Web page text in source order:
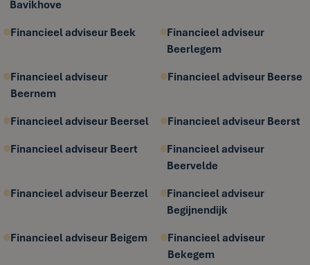
Bavikhove
Financieel adviseur Beek
Financieel adviseur
Beerlegem
Financieel adviseur
Beernem
Financieel adviseur Beerse
Financieel adviseur Beersel
Financieel adviseur Beerst
Financieel adviseur Beert
Financieel adviseur
Beervelde
Financieel adviseur Beerzel
Financieel adviseur
Begijnendijk
Financieel adviseur Beigem
Financieel adviseur
Bekegem